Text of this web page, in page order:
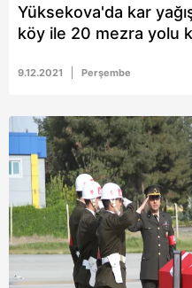
Yüksekova'da kar
köy ile 20 mezra yolu
9.12.2021 Perşembe